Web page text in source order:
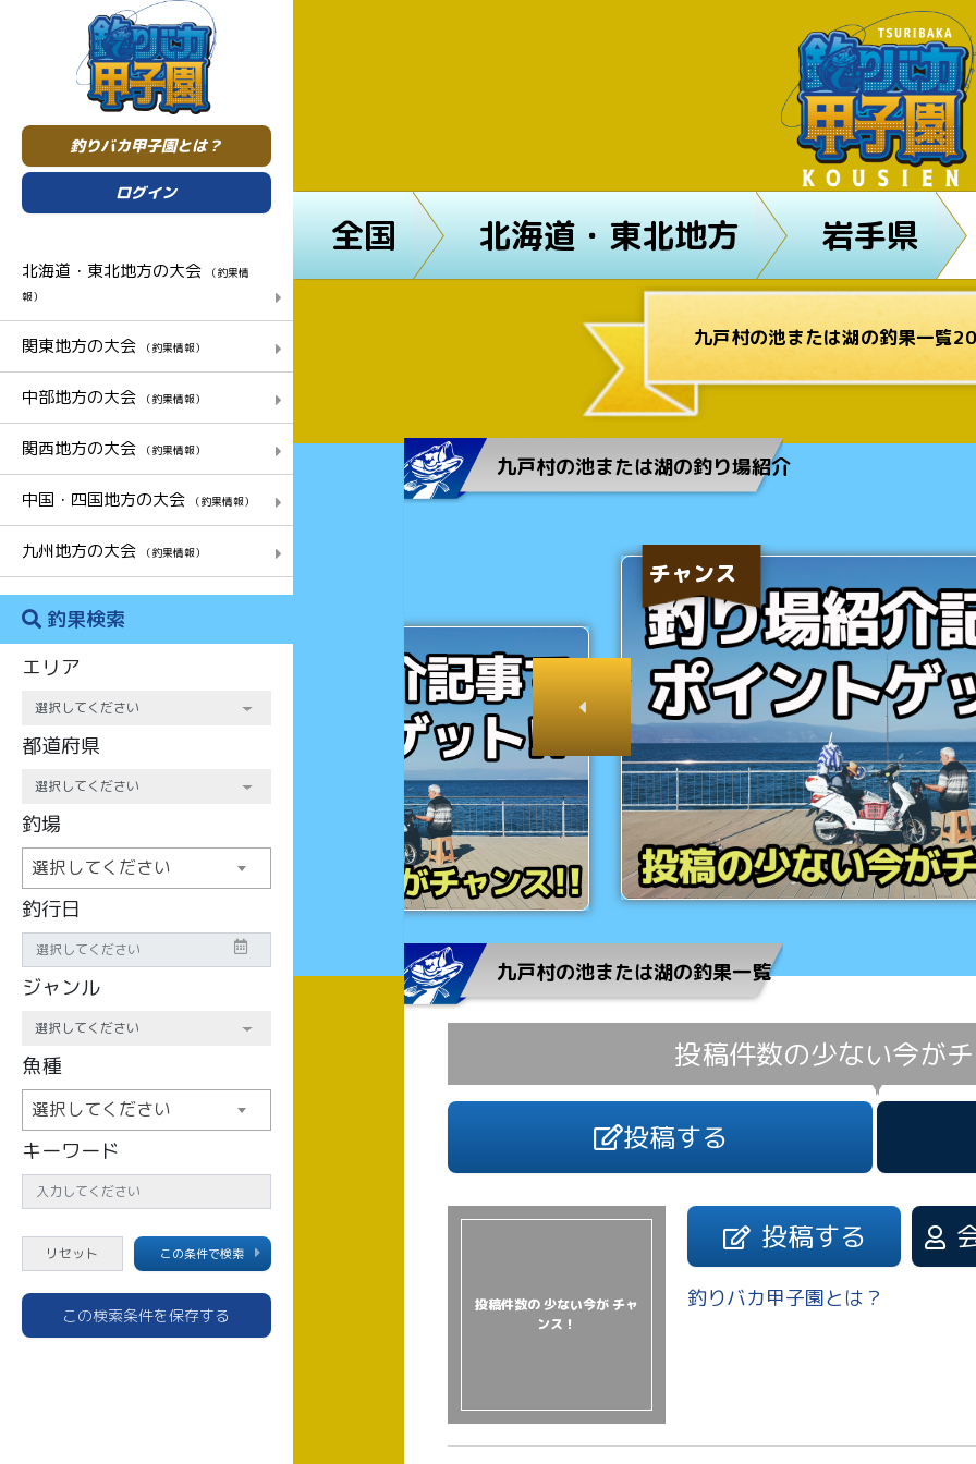
釣りバカ甲子園とは？
ログイン
北海道・東北地方の大会
（釣果情
報）
関東地方の大会 （釣果情報）
中部地方の大会 （釣果情報）
関西地方の大会 （釣果情報）
中国・四国地方の大会 （釣果情報）
九州地方の大会 （釣果情報）
釣果検索
エリア
都道府県
釣場
選択してください
釣行日
ジャンル
魚種
選択してください
キーワード
この条件で検索
この検索条件を保存する
全国 北海道・東北地方 岩手県
九戸村の池または湖の釣果一覧
九戸村の池または湖の釣り場紹介
チャンス
チャンス
九戸村の池または湖の釣果一覧
投稿件数の少ない今が
投稿する
投稿件数の 少ない今が チャ
ンス！
投稿する
釣りバカ甲子園とは？